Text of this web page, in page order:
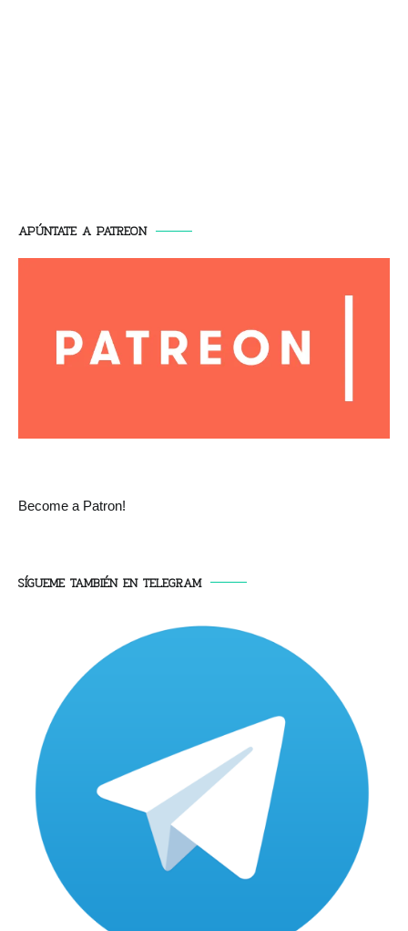
APÚNTATE A PATREON
Become a Patron!
SÍGUEME TAMBIÉN EN TELEGRAM